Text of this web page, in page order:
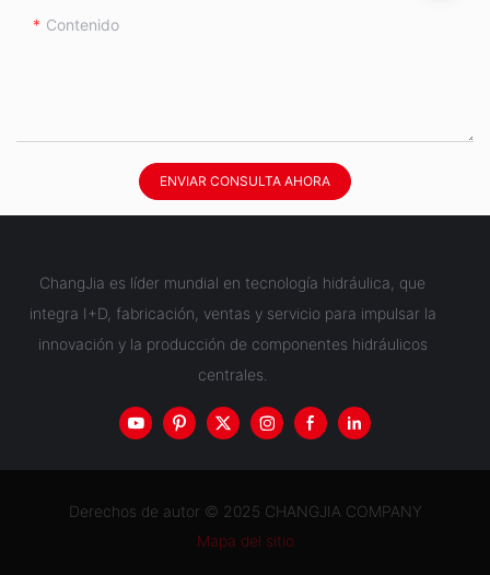
Contenido
ENVIAR CONSULTA AHORA
ChangJia es líder mundial en tecnología hidráulica, que
integra I+D, fabricación, ventas y servicio para impulsar la
innovación y la producción de componentes hidráulicos
centrales.
Derechos de autor © 2025 CHANGJIA COMPANY
Mapa del sitio